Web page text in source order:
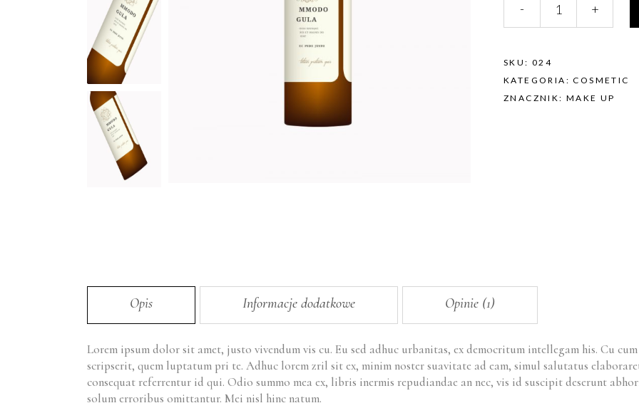
- +
SKU: 024
KATEGORIA:COSMETIC
ZNACZNIK:MAKE UP
Opis Informacje dodatkowe Opinie (1)
Lorem ipsum dolor sit amet, justo vivendum vis cu. Eu sed adhuc urbanitas, ex democritum intellegam his. Cu
scripserit, quem luptatum pri te. Adhuc lorem zril sit ex, minim noster suavitate ad eam, simul salutatus
consequat referrentur id qui. Odio summo mea ex, libris inermis repudiandae an nec, vis id suscipit deserunt
solum erroribus omittantur. Mei nisl hinc natum.